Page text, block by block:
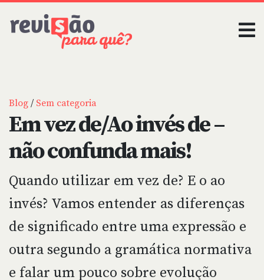
Blog / Sem categoria
Em vez de/Ao invés de –
não confunda mais!
Quando utilizar em vez de? E o ao
invés? Vamos entender as diferenças
de significado entre uma expressão e
outra segundo a gramática normativa
e falar um pouco sobre evolução